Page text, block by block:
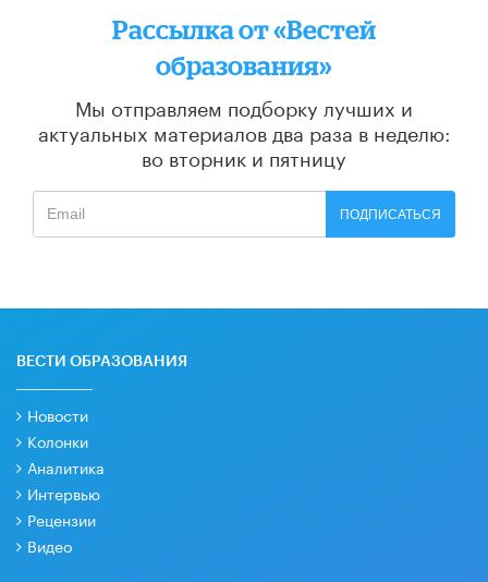
Рассылка от «Вестей
образования»
Мы отправляем подборку лучших и
актуальных материалов два раза в неделю:
во вторник и пятницу
ПОДПИСАТЬСЯ
ВЕСТИ ОБРАЗОВАНИЯ
Новости
Колонки
Аналитика
Интервью
Рецензии
Видео